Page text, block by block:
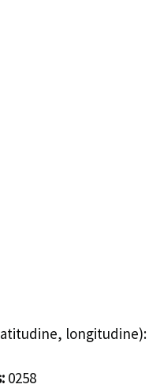
longitudine):
0258